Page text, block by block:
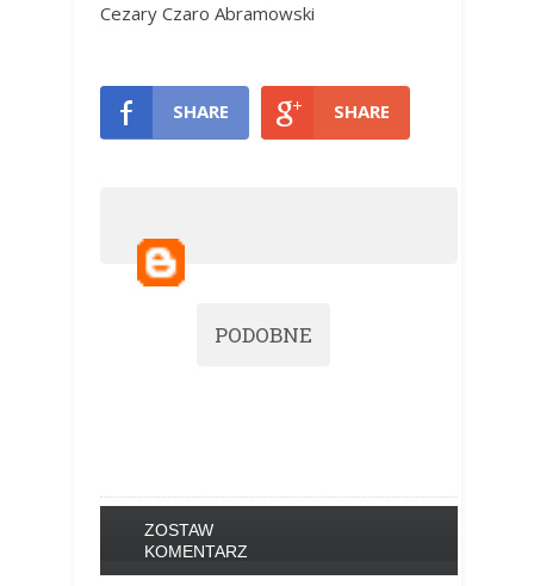
Cezary Czaro Abramowski
SHARE SHARE
PODOBNE
ZOSTAW
KOMENTARZ